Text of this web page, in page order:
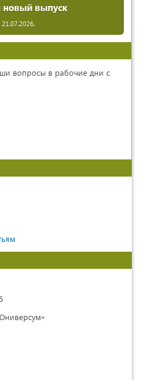
новый выпуск
вопросы в рабочие дни с